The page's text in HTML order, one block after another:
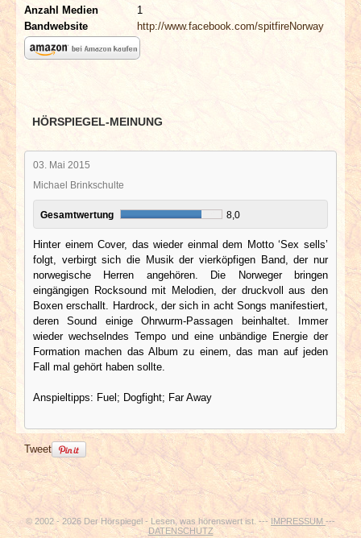
Anzahl Medien
1
Bandwebsite
http://www.facebook.com/spitfireNorway
HÖRSPIEGEL-MEINUNG
03. Mai 2015
Michael Brinkschulte
Gesamtwertung 8,0
Hinter einem Cover, das wieder einmal dem Motto ‘Sex sells’
folgt, verbirgt sich die Musik der vierköpfigen Band, der nur
norwegische Herren angehören. Die Norweger bringen
eingängigen Rocksound mit Melodien, der druckvoll aus den
Boxen erschallt. Hardrock, der sich in acht Songs manifestiert,
deren Sound einige Ohrwurm-Passagen beinhaltet. Immer
wieder wechselndes Tempo und eine unbändige Energie der
Formation machen das Album zu einem, das man auf jeden
Fall mal gehört haben sollte.
Anspieltipps: Fuel; Dogfight; Far Away
Tweet
© 2002 - 2026 Der Hörspiegel - Lesen, was hörenswert ist. ---IMPRESSUM ---
DATENSCHUTZ